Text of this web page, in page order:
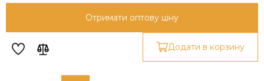
Отримати оптову ціну
Додати в корзину